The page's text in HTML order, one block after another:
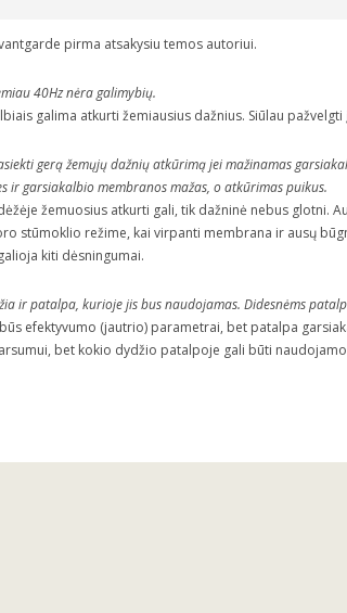
pirma atsakysiu temos autoriui.
40Hz nėra galimybių.
galima atkurti žemiausius dažnius. Siūlau pažvelgti
gerą žemųjų dažnių atkūrimą jei mažinamas
ir garsiakalbio membranos mažas, o atkūrimas puikus.
žemuosius atkurti gali, tik dažninė nebus glotni.
stūmoklio režime, kai virpanti membrana ir ausų
kiti dėsningumai.
ir patalpa, kurioje jis bus naudojamas. Didesnėms
efektyvumo (jautrio) parametrai, bet patalpa
bet kokio dydžio patalpoje gali būti